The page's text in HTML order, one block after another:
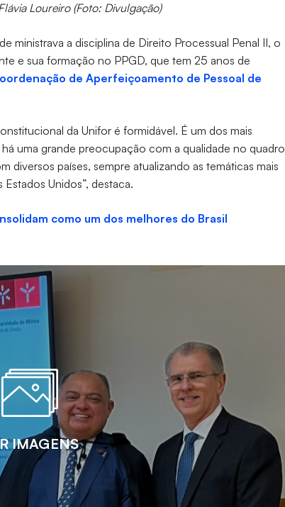
Loureiro (Foto: Divulgação)
ministrava a disciplina de Direito Processual Penal II, o
e sua formação no PPGD, que tem 25 anos de
de Aperfeiçoamento de Pessoal de
da Unifor é formidável. É um dos mais
uma grande preocupação com a qualidade no quadro
países, sempre atualizando as temáticas mais
Unidos”, destaca.
como um dos melhores do Brasil
IMAGENS